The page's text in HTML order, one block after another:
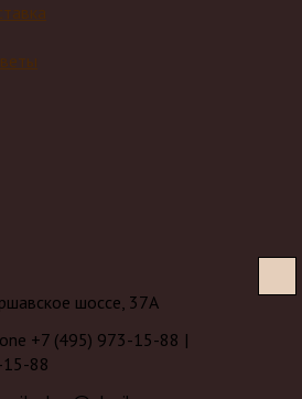
шоссе, 37А
+7 (495) 973-15-88 |
88